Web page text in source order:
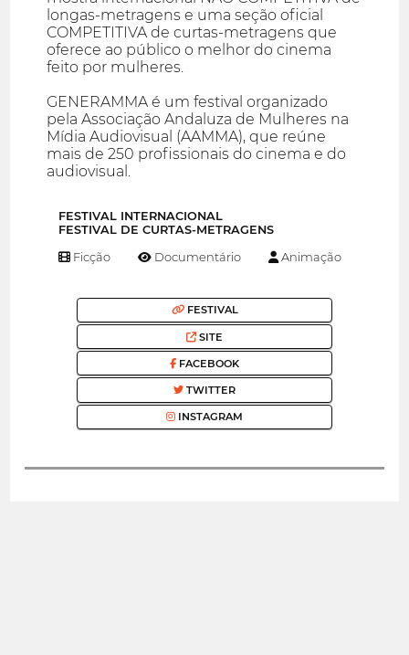
longas-metragens e uma seção oficial
COMPETITIVA de curtas-metragens que
oferece ao público o melhor do cinema
feito por mulheres.
GENERAMMA é um festival organizado
pela Associação Andaluza de Mulheres na
Mídia Audiovisual (AAMMA), que reúne
mais de 250 profissionais do cinema e do
audiovisual.
FESTIVAL INTERNACIONAL
FESTIVAL DE CURTAS-METRAGENS
Ficção Documentário Animação
FESTIVAL
SITE
FACEBOOK
TWITTER
INSTAGRAM